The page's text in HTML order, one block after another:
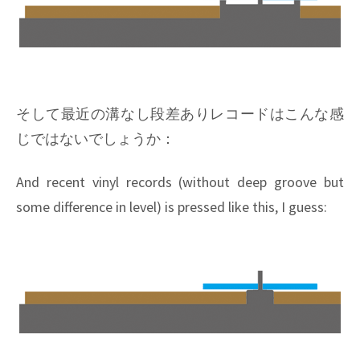
そして最近の溝なし段差ありレコードはこんな感
じではないでしょうか：
And recent vinyl records (without deep groove but
some difference in level) is pressed like this, I guess: